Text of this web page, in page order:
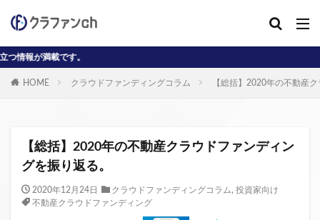
HOME クラウドファンディングコラム 【総括】2020年の不動産
【総括】2020年の不動産クラウドファンディン
グを振り返る。
2020年12月24日 クラウドファンディングコラム, 投資家向け
不動産クラウドファンディング
カテゴリー
AD J-reit reit インタビュー動画
クラウドファンディングコラム
クラウファンディングコラム
デジタル証券 ニュース